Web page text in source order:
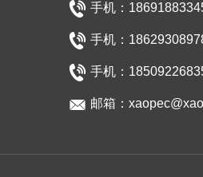
手机：
手机：
手机：
邮箱：